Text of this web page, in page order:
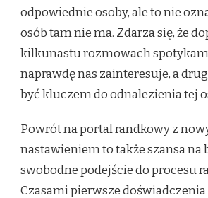
odpowiednie osoby, ale to nie
osób tam nie ma. Zdarza się, że
kilkunastu rozmowach
naprawdę nas zainteresuje, a
być kluczem do odnalezienia tej
Powrót na portal randkowy z
nastawieniem to także szansa na
swobodne podejście do procesu
Czasami pierwsze